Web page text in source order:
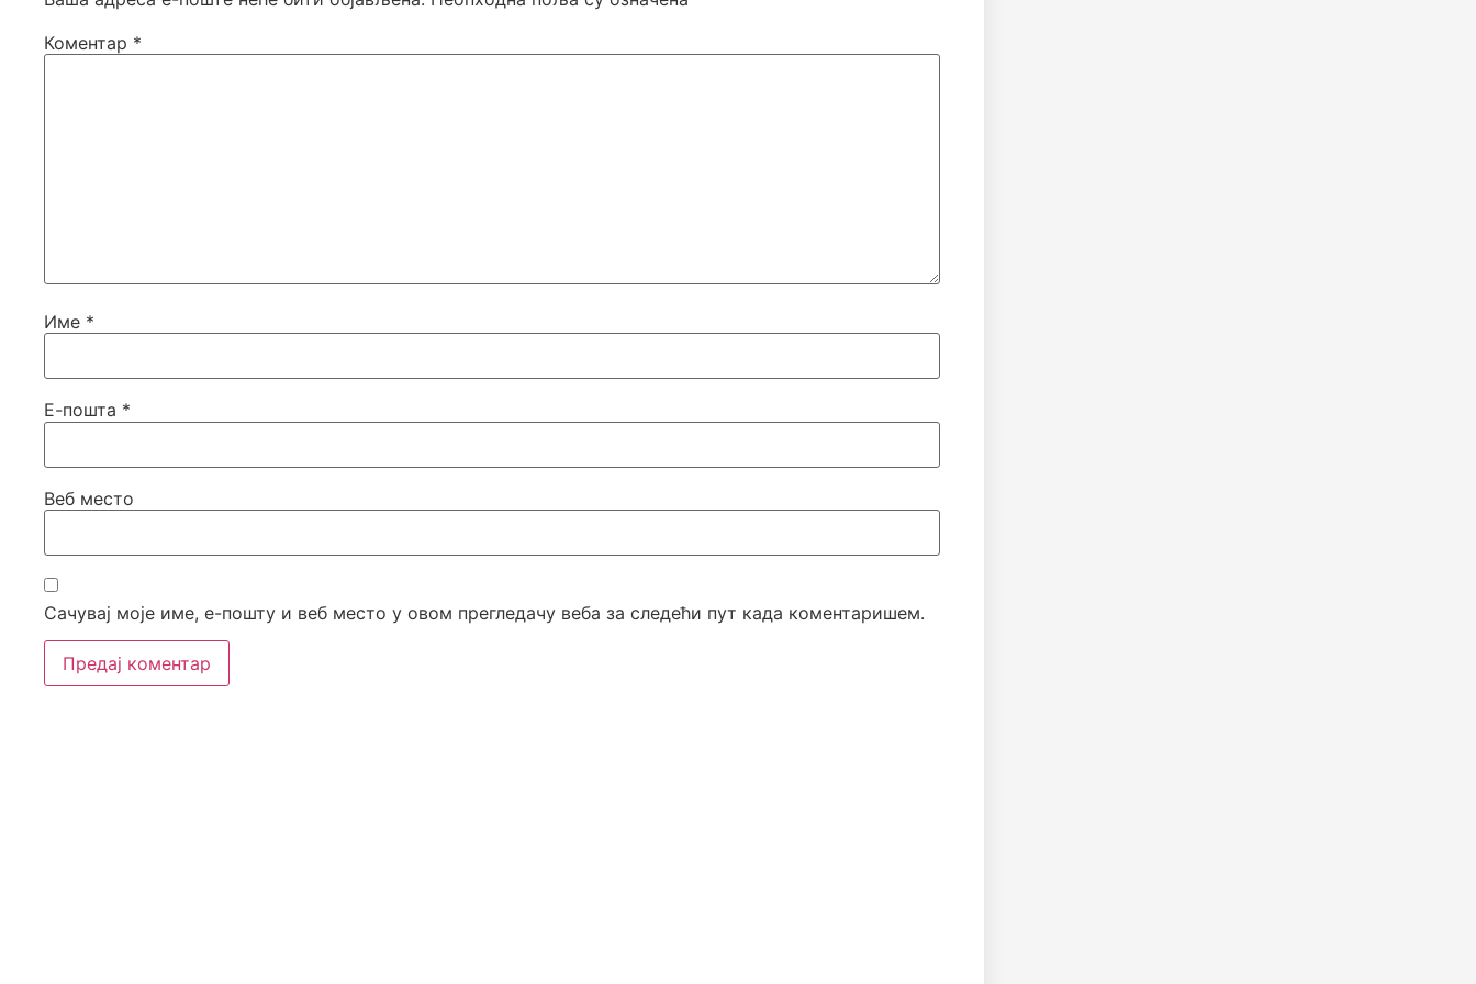
Коментар *
Име *
Е-пошта *
Веб место
Сачувај моје име, е-пошту и веб место у овом прегледачу веба за следећи пут када коментаришем.